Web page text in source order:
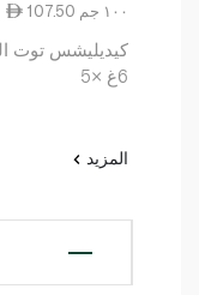
107.50 ١٠٠ جم
6غ ×5
المزيد